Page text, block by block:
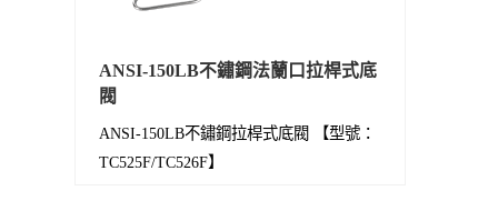
ANSI-150LB不鏽鋼法蘭口拉桿式底
閥
ANSI-150LB不鏽鋼拉桿式底閥 【型號：
TC525F/TC526F】